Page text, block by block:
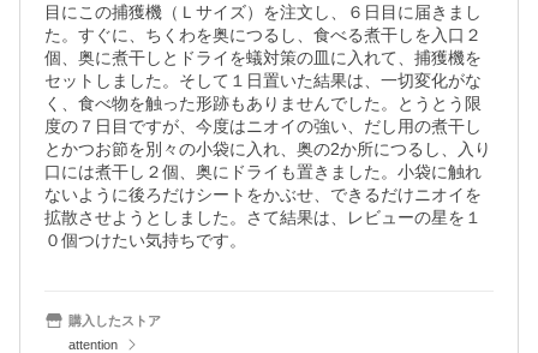
目にこの捕獲機（Ｌサイズ）を注文し、６日目に届きまし
た。すぐに、ちくわを奥につるし、食べる煮干しを入口２
個、奥に煮干しとドライを蟻対策の皿に入れて、捕獲機を
セットしました。そして１日置いた結果は、一切変化がな
く、食べ物を触った形跡もありませんでした。とうとう限
度の７日目ですが、今度はニオイの強い、だし用の煮干し
とかつお節を別々の小袋に入れ、奥の2か所につるし、入り
口には煮干し２個、奥にドライも置きました。小袋に触れ
ないように後ろだけシートをかぶせ、できるだけニオイを
拡散させようとしました。さて結果は、レビューの星を１
０個つけたい気持ちです。
購入したストア
attention